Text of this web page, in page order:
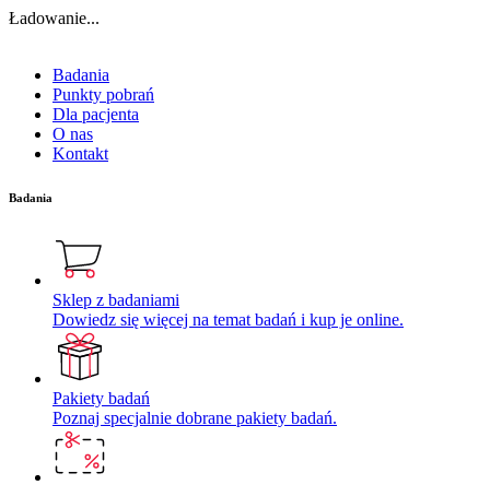
Ładowanie...
Badania
Punkty pobrań
Dla pacjenta
O nas
Kontakt
Badania
Sklep z badaniami
Dowiedz się więcej na temat badań i kup je online.
Pakiety badań
Poznaj specjalnie dobrane pakiety badań.